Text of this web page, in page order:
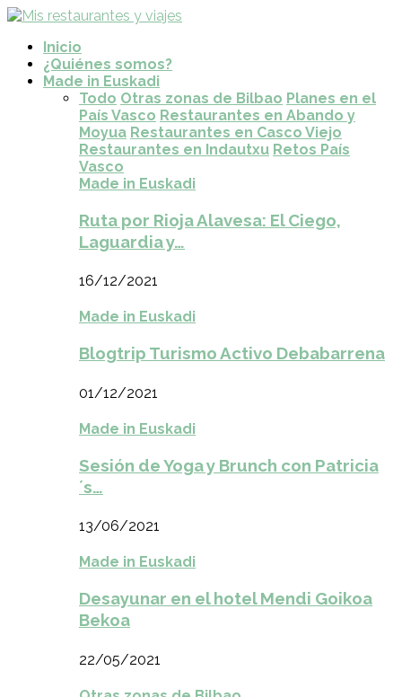
Inicio
¿Quiénes somos?
Made in Euskadi
Todo Otras zonas de Bilbao Planes en el
País Vasco Restaurantes en Abando y
Moyua Restaurantes en Casco Viejo
Restaurantes en Indautxu Retos País
Vasco
Made in Euskadi
Ruta por Rioja Alavesa: El Ciego,
Laguardia y…
16/12/2021
Made in Euskadi
Blogtrip Turismo Activo Debabarrena
01/12/2021
Made in Euskadi
Sesión de Yoga y Brunch con Patricia
´s…
13/06/2021
Made in Euskadi
Desayunar en el hotel Mendi Goikoa
Bekoa
22/05/2021